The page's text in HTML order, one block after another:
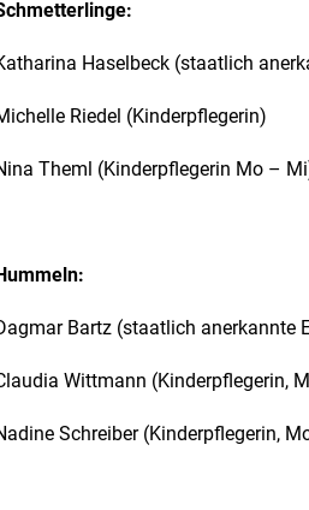
Haselbeck (staatlich
Riedel (Kinderpflegerin)
Theml (Kinderpflegerin Mo –
Bartz (staatlich anerkannte
Wittmann (Kinderpflegerin,